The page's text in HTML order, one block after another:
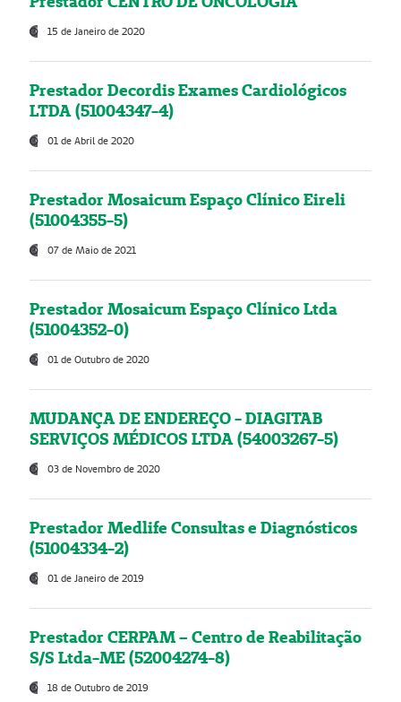
15 de Janeiro de 2020
Prestador Decordis Exames Cardiológicos
LTDA (51004347-4)
01 de Abril de 2020
Prestador Mosaicum Espaço Clínico Eireli
(51004355-5)
07 de Maio de 2021
Prestador Mosaicum Espaço Clínico Ltda
(51004352-0)
01 de Outubro de 2020
MUDANÇA DE ENDEREÇO - DIAGITAB
SERVIÇOS MÉDICOS LTDA (54003267-5)
03 de Novembro de 2020
Prestador Medlife Consultas e Diagnósticos
(51004334-2)
01 de Janeiro de 2019
Prestador CERPAM – Centro de Reabilitação
S/S Ltda-ME (52004274-8)
18 de Outubro de 2019